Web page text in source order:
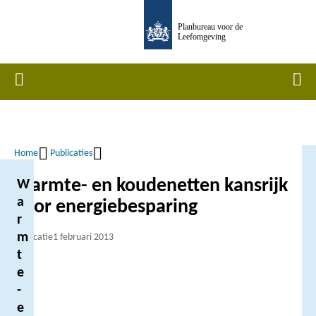
inhoud
Planbureau voor de
Leefomgeving
Home
Kruimelpad
Home Publicaties
Warmte- en koudenetten kansrijk
voor energiebesparing
Publicatie1 februari 2013
W
a
r
m
t
e
-
e